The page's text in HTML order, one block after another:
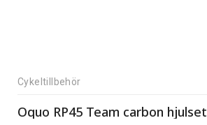
Cykeltillbehör
Oquo RP45 Team carbon hjulset